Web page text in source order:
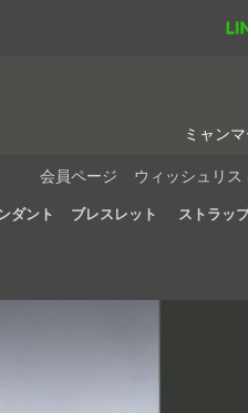
会員ページ ウィッシュリス
ミャン
ダント ブレスレット ストラッ